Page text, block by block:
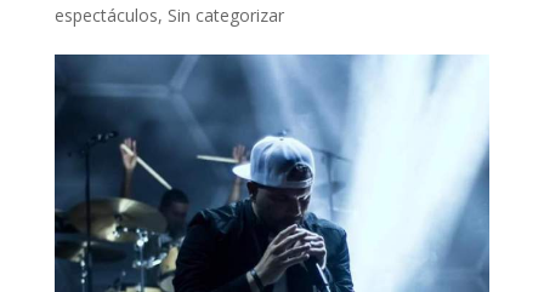
espectáculos, Sin categorizar